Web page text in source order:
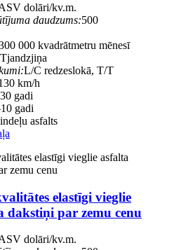
dolāri/kv.m.
daudzums:500
000 kvadrātmetru mēnesī
L/C redzeslokā, T/T
km/h
30 gadi
gadi
asfalts
elastīgi vieglie
dakstiņi par zemu cenu
dolāri/kv.m.